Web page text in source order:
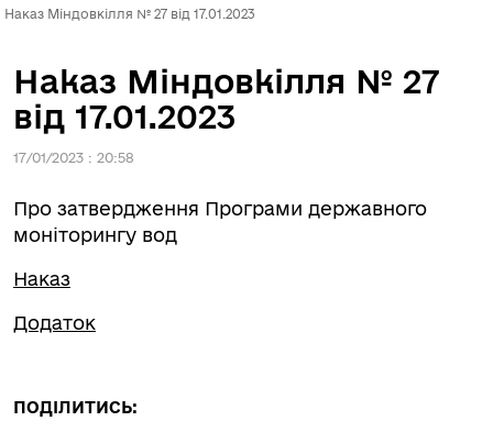
Наказ Міндовкілля № 27 від 17.01.2023
Наказ Міндовкілля № 27
від 17.01.2023
17/01/2023 : 20:58
Про затвердження Програми державного
моніторингу вод
Наказ
Додаток
ПОДІЛИТИСЬ: